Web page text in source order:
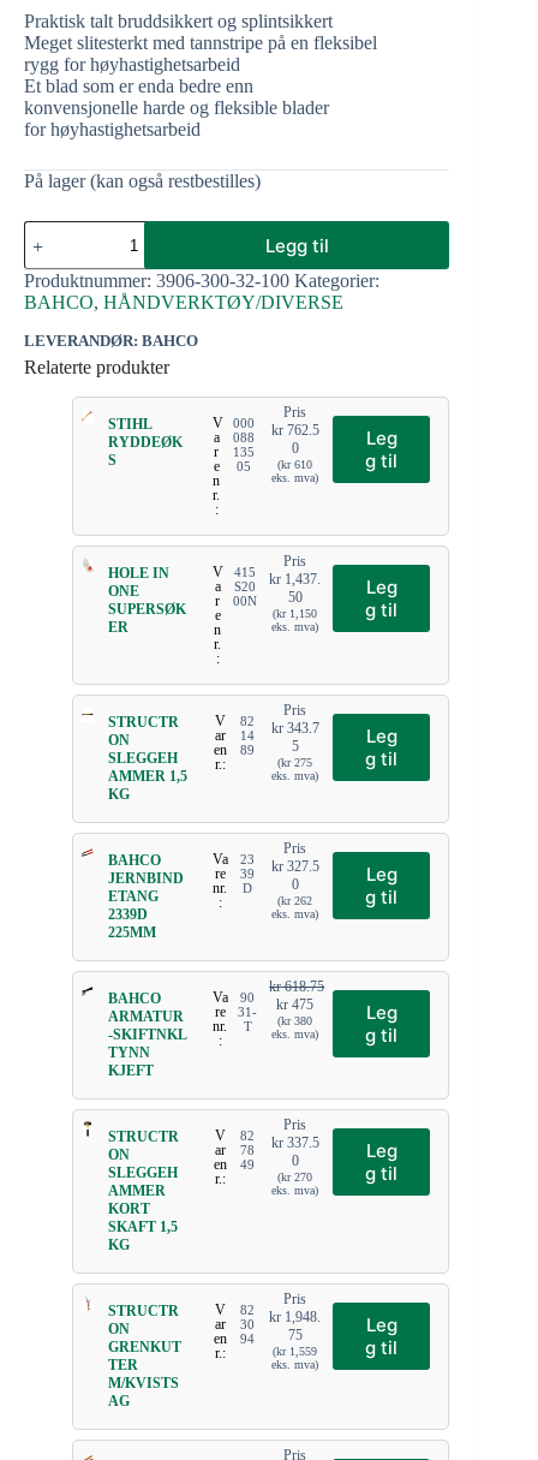
Praktisk talt bruddsikkert og splintsikkert
Meget slitesterkt med tannstripe på en fleksibel
rygg for høyhastighetsarbeid
Et blad som er enda bedre enn
konvensjonelle harde og fleksible blader
for høyhastighetsarbeid
På lager (kan også restbestilles)
Legg til
Produktnummer: 3906-300-32-100 Kategorier:
BAHCO, HÅNDVERKTØY/DIVERSE
LEVERANDØR: BAHCO
Relaterte produkter
STIHL
RYDDEØK
S
V
a
r
e
n
r.
:
000
088
135
05
Pris
kr762.5
0
(kr610
eks. mva)
Leg
g til
HOLE IN
ONE
SUPERSØK
ER
V
a
r
e
n
r.
:
415
S20
00N
Pris
kr 1,437.
50
(kr1,150
eks. mva)
Leg
g til
STRUCTR
ON
SLEGGEH
AMMER 1,5
KG
V
ar
en
r.:
82
14
89
Pris
kr343.7
5
(kr275
eks. mva)
Leg
g til
BAHCO
JERNBIND
ETANG
2339D
225MM
Va
re
nr.
:
23
39
D
Pris
kr327.5
0
(kr262
eks. mva)
Leg
g til
BAHCO
ARMATUR
-SKIFTNKL
TYNN
KJEFT
Va
re
nr.
:
90
31-
T
kr618.75
kr 475
(kr380
eks. mva)
Leg
g til
STRUCTR
ON
SLEGGEH
AMMER
KORT
SKAFT 1,5
KG
V
ar
en
r.:
82
78
49
Pris
kr337.5
0
(kr270
eks. mva)
Leg
g til
STRUCTR
ON
GRENKUT
TER
M/KVISTS
AG
V
ar
en
r.:
82
30
94
Pris
kr 1,948.
75
(kr1,559
eks. mva)
Leg
g til
Pris